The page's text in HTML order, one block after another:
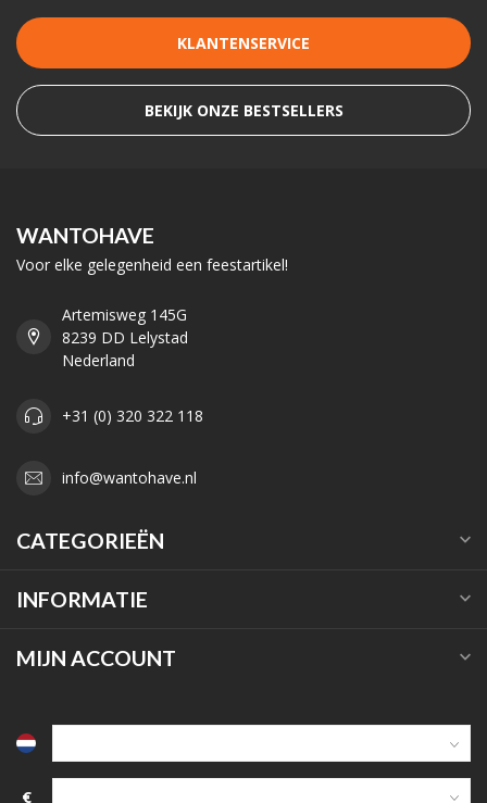
KLANTENSERVICE
BEKIJK ONZE BESTSELLERS
WANTOHAVE
Voor elke gelegenheid een feestartikel!
Artemisweg 145G
8239 DD Lelystad
Nederland
+31 (0) 320 322 118
info@wantohave.nl
CATEGORIEËN
INFORMATIE
MIJN ACCOUNT
€